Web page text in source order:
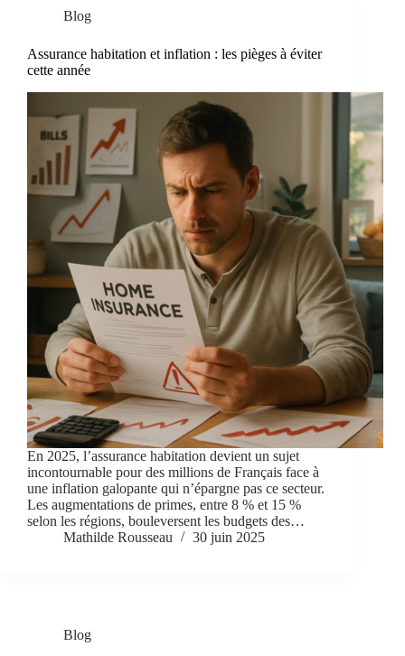
Blog
Assurance habitation et inflation : les pièges à éviter
cette année
En 2025, l’assurance habitation devient un sujet
incontournable pour des millions de Français face à
une inflation galopante qui n’épargne pas ce secteur.
Les augmentations de primes, entre 8 % et 15 %
selon les régions, bouleversent les budgets des…
Mathilde Rousseau
30 juin 2025
Blog